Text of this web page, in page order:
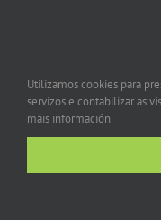
Utilizamos cookies para
servizos e contabilizar as
máis información